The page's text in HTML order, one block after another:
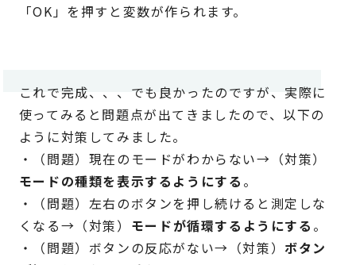
「OK」を押すと変数が作られます。
これで完成、、、でも良かったのですが、実際に
使ってみると問題点が出てきましたので、以下の
ように対策してみました。
・（問題）現在のモードがわからない→（対策）
モードの種類を表示するようにする 。
・（問題）左右のボタンを押し続けると測定しな
くなる→（対策） モードが循環するようにする 。
・（問題）ボタンの反応がない→（対策）ボタン